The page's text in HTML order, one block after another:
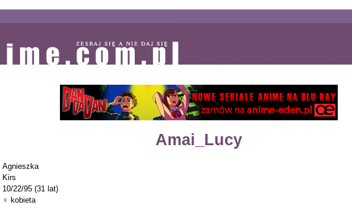
Amai_Lucy
Agnieszka
Kirs
10/22/95 (31 lat)
♀ kobieta